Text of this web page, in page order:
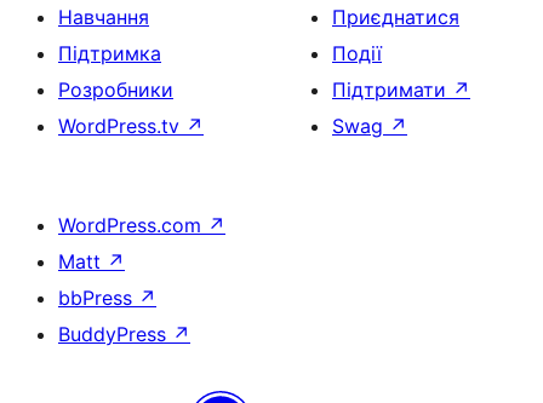
Навчання
Підтримка
Розробники
WordPress.tv ↗
Приєднатися
Події
Підтримати ↗
Swag ↗
WordPress.com ↗
Matt ↗
bbPress ↗
BuddyPress ↗